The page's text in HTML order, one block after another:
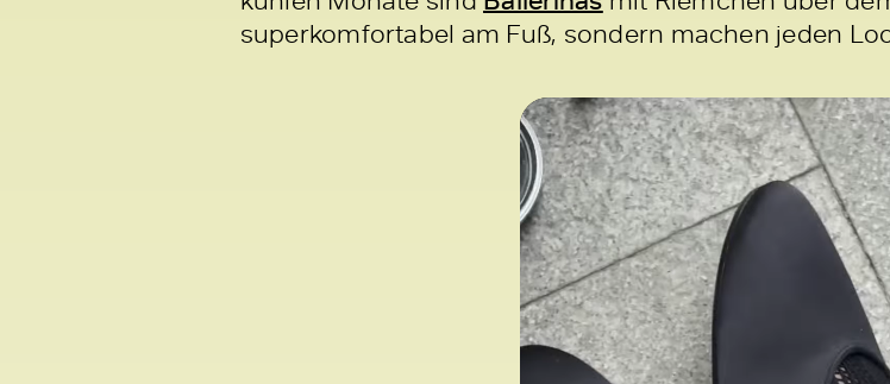
superkomfortabel am Fuß, sondern machen jeden